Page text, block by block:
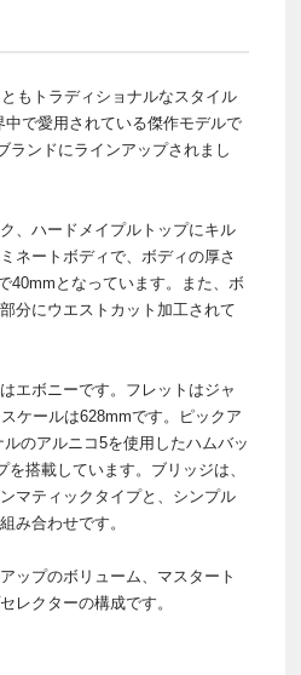
もトラディショナルなスタイル
で愛用されている傑作モデルで
ランドにラインアップされまし
、ハードメイプルトップにキル
ネートボディで、ボディの厚さ
40mmとなっています。また、ボ
分にウエストカット加工されて
エボニーです。フレットはジャ
ケールは628mmです。ピックア
のアルニコ5を使用したハムバッ
搭載しています。ブリッジは、
マティックタイプと、シンプル
み合わせです。
ップのボリューム、マスタート
レクターの構成です。